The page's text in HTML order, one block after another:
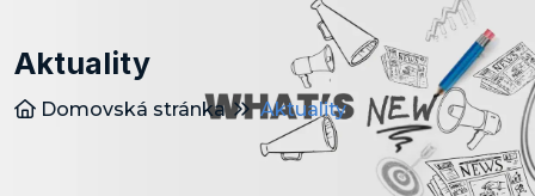
Aktuality
Domovská stránka Aktuality